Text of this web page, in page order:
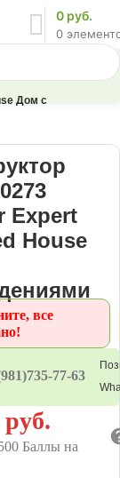
0
0 руб.
Дом с
Expert
House
все
77-63
руб.
Баллы на